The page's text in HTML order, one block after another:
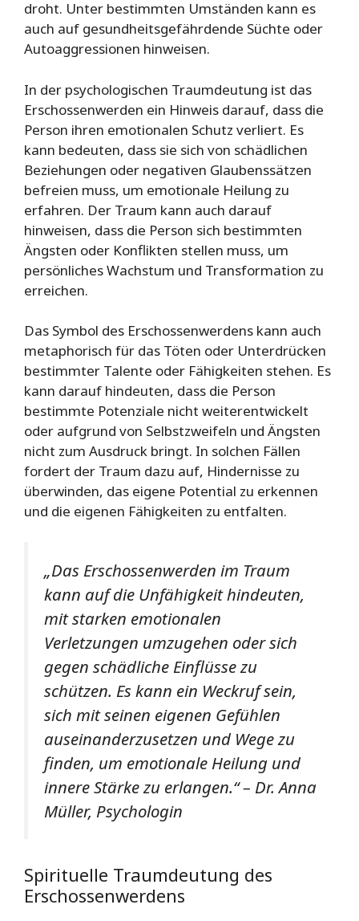
droht. Unter bestimmten Umständen kann es
auch auf gesundheitsgefährdende Süchte oder
Autoaggressionen hinweisen.
In der psychologischen Traumdeutung ist das
Erschossenwerden ein Hinweis darauf, dass die
Person ihren emotionalen Schutz verliert. Es
kann bedeuten, dass sie sich von schädlichen
Beziehungen oder negativen Glaubenssätzen
befreien muss, um emotionale Heilung zu
erfahren. Der Traum kann auch darauf
hinweisen, dass die Person sich bestimmten
Ängsten oder Konflikten stellen muss, um
persönliches Wachstum und Transformation zu
erreichen.
Das Symbol des Erschossenwerdens kann auch
metaphorisch für das Töten oder Unterdrücken
bestimmter Talente oder Fähigkeiten stehen. Es
kann darauf hindeuten, dass die Person
bestimmte Potenziale nicht weiterentwickelt
oder aufgrund von Selbstzweifeln und Ängsten
nicht zum Ausdruck bringt. In solchen Fällen
fordert der Traum dazu auf, Hindernisse zu
überwinden, das eigene Potential zu erkennen
und die eigenen Fähigkeiten zu entfalten.
„Das Erschossenwerden im Traum
kann auf die Unfähigkeit hindeuten,
mit starken emotionalen
Verletzungen umzugehen oder sich
gegen schädliche Einflüsse zu
schützen. Es kann ein Weckruf sein,
sich mit seinen eigenen Gefühlen
auseinanderzusetzen und Wege zu
finden, um emotionale Heilung und
innere Stärke zu erlangen.“ – Dr. Anna
Müller, Psychologin
Spirituelle Traumdeutung des
Erschossenwerdens